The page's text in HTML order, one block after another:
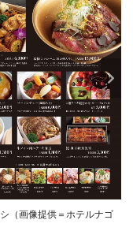
（画像提供＝ホテルナゴ